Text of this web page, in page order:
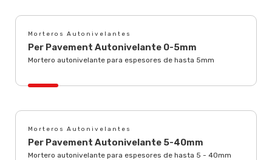
Morteros Autonivelantes
Per Pavement Autonivelante 0-5mm
Mortero autonivelante para espesores de hasta 5mm
Morteros Autonivelantes
Per Pavement Autonivelante 5-40mm
Mortero autonivelante para espesores de hasta 5 - 40mm